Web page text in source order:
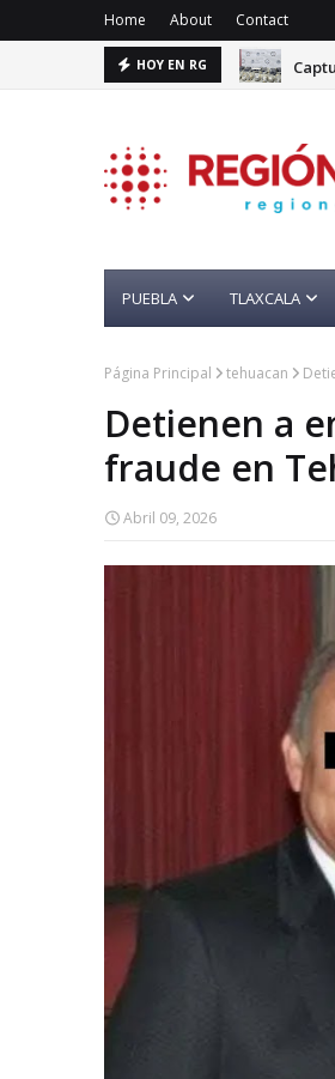
Home About Contact
HOY EN RG
PUEBLA TLAXCALA
Página Principal tehuacan
Detienen a
fraude en
Abril 09, 2026